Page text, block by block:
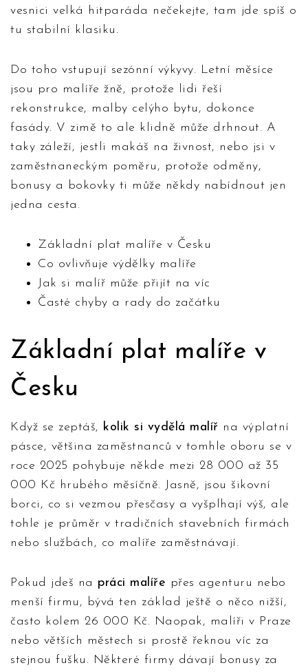
vesnici velká hitparáda nečekejte, tam jde spíš o
tu stabilní klasiku.
Do toho vstupují sezónní výkyvy. Letní měsíce
jsou pro malíře žně, protože lidi řeší
rekonstrukce, malby celýho bytu, dokonce
fasády. V zimě to ale klidně může drhnout. A
taky záleží, jestli makáš na živnost, nebo jsi v
zaměstnaneckým poměru, protože odměny,
bonusy a bokovky ti může někdy nabídnout jen
jedna cesta.
Základní plat malíře v Česku
Co ovlivňuje výdělky malíře
Jak si malíř může přijít na víc
Časté chyby a rady do začátku
Základní plat malíře v
Česku
Když se zeptáš, kolik si vydělá malíř na výplatní
pásce, většina zaměstnanců v tomhle oboru se v
roce 2025 pohybuje někde mezi 28 000 až 35
000 Kč hrubého měsíčně. Jasně, jsou šikovní
borci, co si vezmou přesčasy a vyšplhají výš, ale
tohle je průměr v tradičních stavebních firmách
nebo službách, co malíře zaměstnávají.
Pokud jdeš na práci malíře přes agenturu nebo
menší firmu, bývá ten základ ještě o něco nižší,
často kolem 26 000 Kč. Naopak, malíři v Praze
nebo větších městech si prostě řeknou víc za
stejnou fušku. Některé firmy dávají bonusy za